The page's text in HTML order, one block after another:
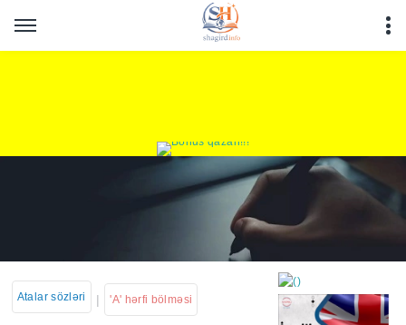
Atalar sözləri | 'A' hərfi bölməsi